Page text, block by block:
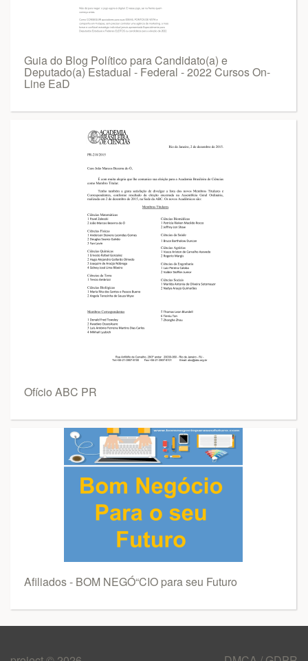
Guia do Blog Político para Candidato(a) e
Deputado(a) Estadual - Federal - 2022 Cursos On-
Line EaD
Ofício ABC PR
Afiliados - BOM NEGÓ“CIO para seu Futuro